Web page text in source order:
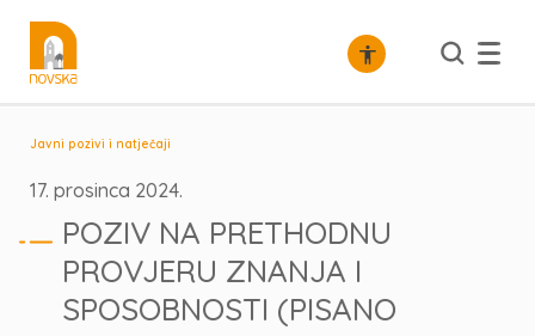
Javni pozivi i natječaji
17. prosinca 2024.
POZIV NA PRETHODNU
PROVJERU ZNANJA I
SPOSOBNOSTI (PISANO